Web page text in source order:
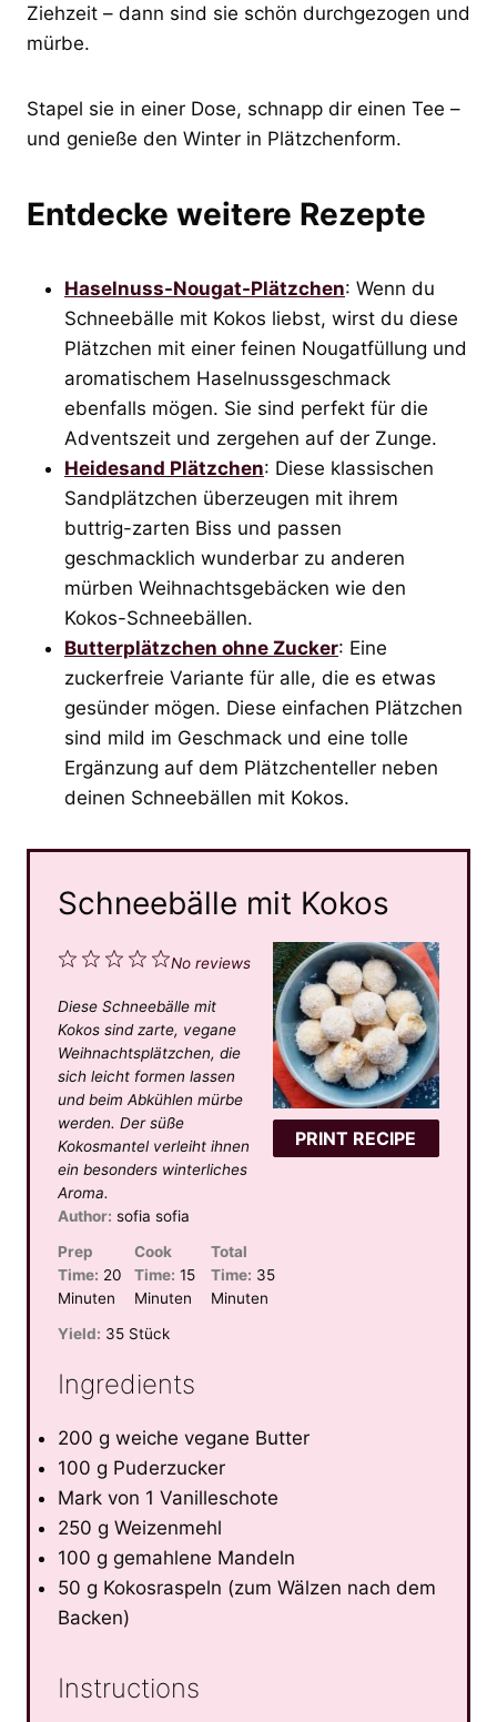
Ziehzeit – dann sind sie schön durchgezogen und
mürbe.
Stapel sie in einer Dose, schnapp dir einen Tee –
und genieße den Winter in Plätzchenform.
Entdecke weitere Rezepte
Haselnuss-Nougat-Plätzchen: Wenn du
Schneebälle mit Kokos liebst, wirst du diese
Plätzchen mit einer feinen Nougatfüllung und
aromatischem Haselnussgeschmack
ebenfalls mögen. Sie sind perfekt für die
Adventszeit und zergehen auf der Zunge.
Heidesand Plätzchen: Diese klassischen
Sandplätzchen überzeugen mit ihrem
buttrig-zarten Biss und passen
geschmacklich wunderbar zu anderen
mürben Weihnachtsgebäcken wie den
Kokos-Schneebällen.
Butterplätzchen ohne Zucker: Eine
zuckerfreie Variante für alle, die es etwas
gesünder mögen. Diese einfachen Plätzchen
sind mild im Geschmack und eine tolle
Ergänzung auf dem Plätzchenteller neben
deinen Schneebällen mit Kokos.
Schneebälle mit Kokos
PRINT RECIPE
5
t
a
r
s
4
t
a
r
s
3
t
a
r
s
2
t
a
r
s
1
t
a
r
No reviews
Diese Schneebälle mit
Kokos sind zarte, vegane
Weihnachtsplätzchen, die
sich leicht formen lassen
und beim Abkühlen mürbe
werden. Der süße
Kokosmantel verleiht ihnen
ein besonders winterliches
Aroma.
Author: sofia sofia
Prep
Time: 20
Minuten
Cook
Time: 15
Minuten
Total
Time: 35
Minuten
Yield: 35 Stück
Ingredients
200 g weiche vegane Butter
100 g Puderzucker
Mark von 1 Vanilleschote
250 g Weizenmehl
100 g gemahlene Mandeln
50 g Kokosraspeln (zum Wälzen nach dem
Backen)
Instructions